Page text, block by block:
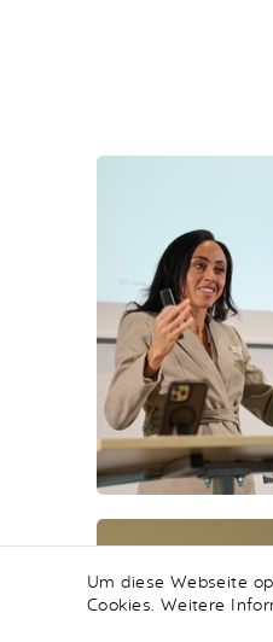
Um diese Webseite
Cookies. Weitere